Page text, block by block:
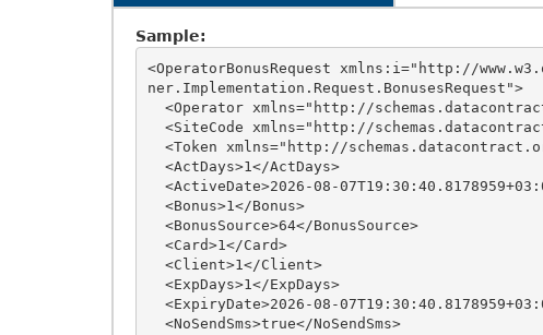
Sample:
<OperatorBonusRequest xmlns:i="http://
ner.Implementation.Request.BonusesRequest">